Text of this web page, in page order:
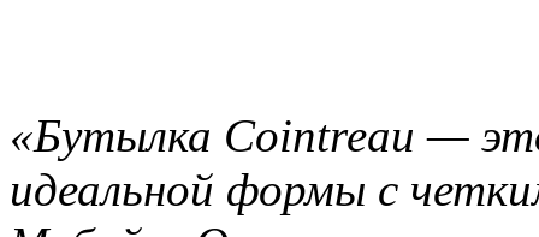
«Бутылка Cointreau —
идеальной формы с